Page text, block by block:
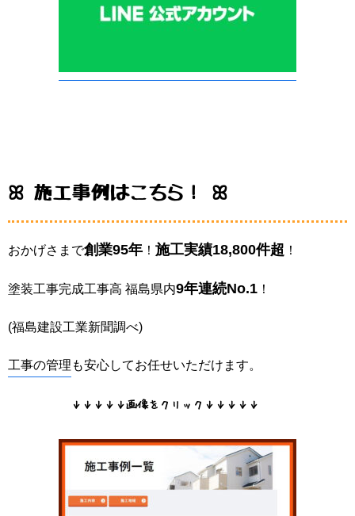
ꕤ 施工事例はこちら！ ꕤ
おかげさまで創業95年 ！ 施工実績18,800件超 ！
塗装工事完成工事高 福島県内9年連続No.1 ！
(福島建設工業新聞調べ)
工事の管理 も安心してお任せいただけます。
↓↓↓↓↓画像をクリック↓↓↓↓↓